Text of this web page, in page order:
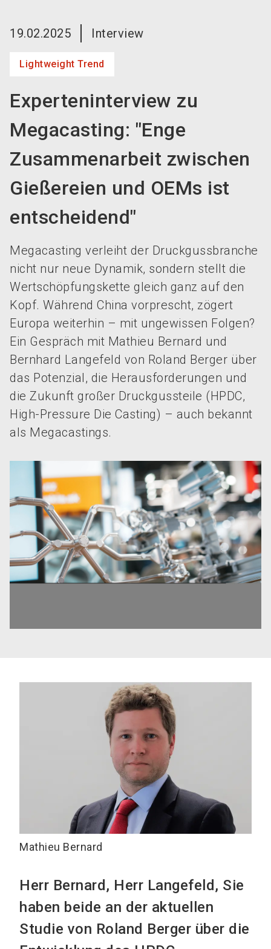
19.02.2025 Interview
Lightweight Trend
Experteninterview zu
Megacasting: "Enge
Zusammenarbeit zwischen
Gießereien und OEMs ist
entscheidend"
Megacasting verleiht der Druckgussbranche
nicht nur neue Dynamik, sondern stellt die
Wertschöpfungskette gleich ganz auf den
Kopf. Während China vorprescht, zögert
Europa weiterhin – mit ungewissen Folgen?
Ein Gespräch mit Mathieu Bernard und
Bernhard Langefeld von Roland Berger über
das Potenzial, die Herausforderungen und
die Zukunft großer Druckgussteile (HPDC,
High-Pressure Die Casting) – auch bekannt
als Megacastings.
Mathieu Bernard
Herr Bernard, Herr Langefeld, Sie
haben beide an der aktuellen
Studie von Roland Berger über die